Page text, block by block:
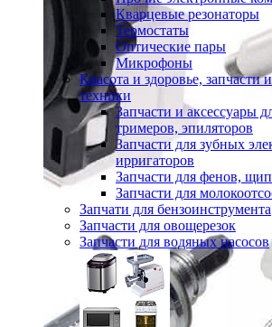
Кварцевые резонаторы
Термостаты
Оптические пары
Микрофоны
Красота и здоровье, запчасти
техники
Запчасти и аксессуары
тримеров, эпиляторов
Запчасти для зубных
ирригаторов
Запчасти для фенов,
Запчасти для
Запчати для бензоинструмента
Запчасти для овощерезок
Запчасти для водяных насосов